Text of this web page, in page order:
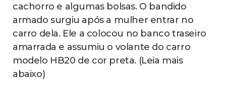
cachorro e algumas bolsas. O bandido
armado surgiu após a mulher entrar no
carro dela. Ele a colocou no banco traseiro
amarrada e assumiu o volante do carro
modelo HB20 de cor preta. (Leia mais
abaixo)